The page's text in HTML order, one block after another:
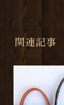
関連記事